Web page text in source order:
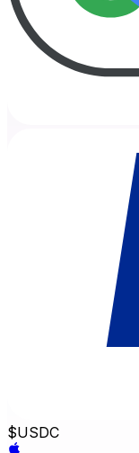
$USDC